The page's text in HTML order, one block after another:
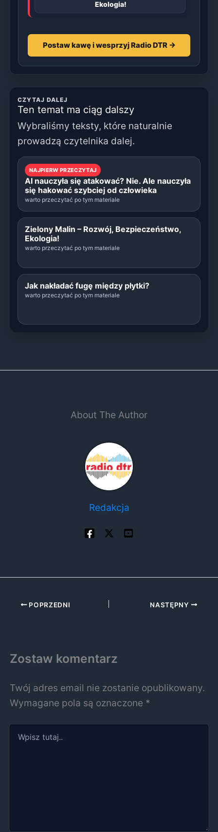
Ekologia!
Postaw kawę i wesprzyj Radio DTR →
CZYTAJ DALEJ
Ten temat ma ciąg dalszy
Wybraliśmy teksty, które naturalnie
prowadzą czytelnika dalej.
NAJPIERW PRZECZYTAJ
AI nauczyła się atakować? Nie. Ale nauczyła
się hakować szybciej od człowieka
warto przeczytać po tym materiale
Zielony Malin – Rozwój, Bezpieczeństwo,
Ekologia!
warto przeczytać po tym materiale
Jak nakładać fugę między płytki?
warto przeczytać po tym materiale
About The Author
Redakcja
POPRZEDNI NASTĘPNY
Zostaw komentarz
Twój adres email nie zostanie opublikowany.
Wymagane pola są oznaczone *
tutaj..